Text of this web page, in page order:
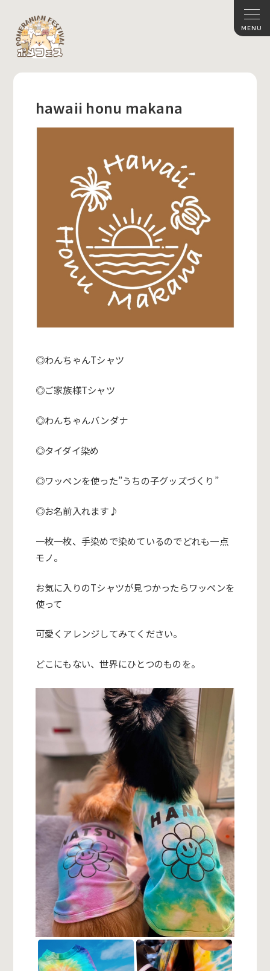
hawaii honu makana
◎わんちゃんTシャツ
◎ご家族様Tシャツ
◎わんちゃんバンダナ
◎タイダイ染め
◎ワッペンを使った”うちの子グッズづくり”
◎お名前入れます♪
一枚一枚、手染めで染めているのでどれも一点
モノ。
お気に入りのTシャツが見つかったらワッペンを
使って
可愛くアレンジしてみてください。
どこにもない、世界にひとつのものを。